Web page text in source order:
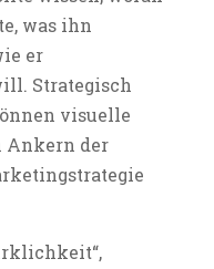
was ihn
er
Strategisch
visuelle
Ankern der